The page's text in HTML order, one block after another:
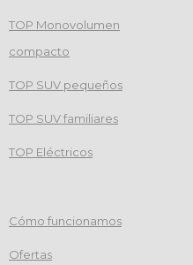
TOP Monovolumen
compacto
TOP SUV pequeños
TOP SUV familiares
TOP Eléctricos
Cómo funcionamos
Ofertas